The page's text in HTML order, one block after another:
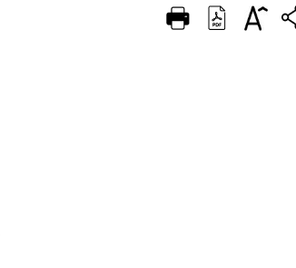
FRANÇAIS